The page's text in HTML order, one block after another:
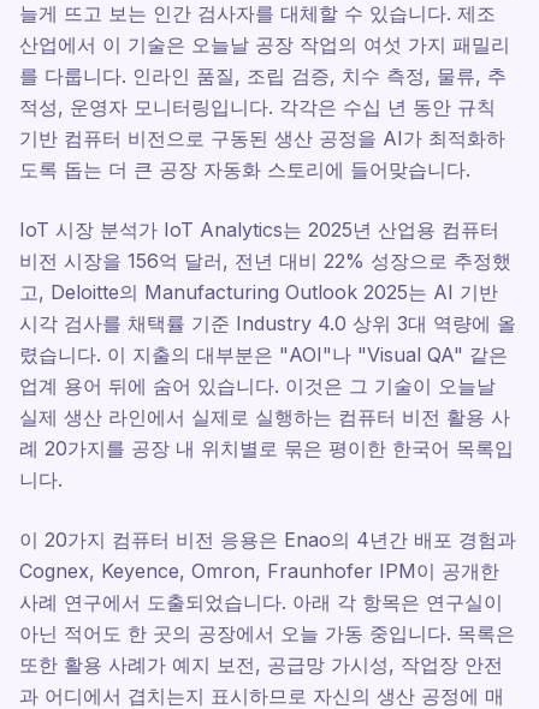
늘게 뜨고 보는 인간 검사자를 대체할 수 있습니다. 제조
산업에서 이 기술은 오늘날 공장 작업의 여섯 가지 패밀리
를 다룹니다. 인라인 품질, 조립 검증, 치수 측정, 물류, 추
적성, 운영자 모니터링입니다. 각각은 수십 년 동안 규칙
기반 컴퓨터 비전으로 구동된 생산 공정을 AI가 최적화하
도록 돕는 더 큰 공장 자동화 스토리에 들어맞습니다.
IoT 시장 분석가 IoT Analytics는 2025년 산업용 컴퓨터
비전 시장을 156억 달러, 전년 대비 22% 성장으로 추정했
고, Deloitte의 Manufacturing Outlook 2025는 AI 기반
시각 검사를 채택률 기준 Industry 4.0 상위 3대 역량에 올
렸습니다. 이 지출의 대부분은 "AOI"나 "Visual QA" 같은
업계 용어 뒤에 숨어 있습니다. 이것은 그 기술이 오늘날
실제 생산 라인에서 실제로 실행하는 컴퓨터 비전 활용 사
례 20가지를 공장 내 위치별로 묶은 평이한 한국어 목록입
니다.
이 20가지 컴퓨터 비전 응용은 Enao의 4년간 배포 경험과
Cognex, Keyence, Omron, Fraunhofer IPM이 공개한
사례 연구에서 도출되었습니다. 아래 각 항목은 연구실이
아닌 적어도 한 곳의 공장에서 오늘 가동 중입니다. 목록은
또한 활용 사례가 예지 보전, 공급망 가시성, 작업장 안전
과 어디에서 겹치는지 표시하므로 자신의 생산 공정에 매